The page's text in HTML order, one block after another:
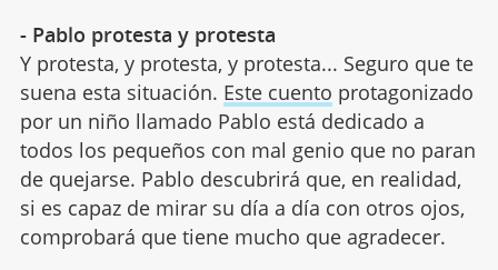
- Pablo protesta y protesta
Y protesta, y protesta, y protesta... Seguro que te
suena esta situación. Este cuento protagonizado
por un niño llamado Pablo está dedicado a
todos los pequeños con mal genio que no paran
de quejarse. Pablo descubrirá que, en realidad,
si es capaz de mirar su día a día con otros ojos,
comprobará que tiene mucho que agradecer.